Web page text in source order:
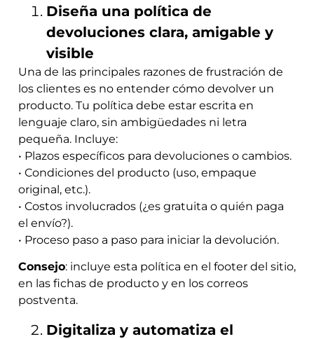
Diseña una política de
devoluciones clara, amigable y
visible
Una de las principales razones de frustración de
los clientes es no entender cómo devolver un
producto. Tu política debe estar escrita en
lenguaje claro, sin ambigüedades ni letra
pequeña. Incluye:
• Plazos específicos para devoluciones o cambios.
• Condiciones del producto (uso, empaque
original, etc.).
• Costos involucrados (¿es gratuita o quién paga
el envío?).
• Proceso paso a paso para iniciar la devolución.
Consejo: incluye esta política en el footer del sitio,
en las fichas de producto y en los correos
postventa.
Digitaliza y automatiza el